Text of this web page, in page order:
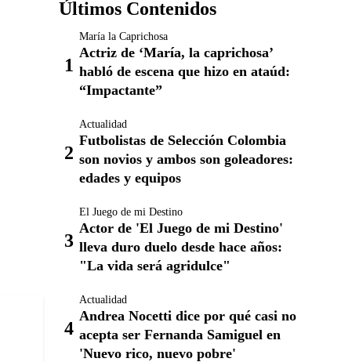
Últimos Contenidos
María la Caprichosa
Actriz de ‘María, la caprichosa’
habló de escena que hizo en ataúd:
“Impactante”
Actualidad
Futbolistas de Selección Colombia
son novios y ambos son goleadores:
edades y equipos
El Juego de mi Destino
Actor de 'El Juego de mi Destino'
lleva duro duelo desde hace años:
"La vida será agridulce"
Actualidad
Andrea Nocetti dice por qué casi no
acepta ser Fernanda Samiguel en
'Nuevo rico, nuevo pobre'